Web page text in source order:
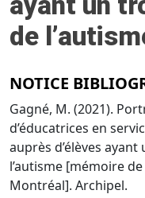
de
NOTICE
Gagné, M. (2021).
d’éducatrices en
auprès d’élèves
l’autisme [mémoire
Montréal]. Archipel.